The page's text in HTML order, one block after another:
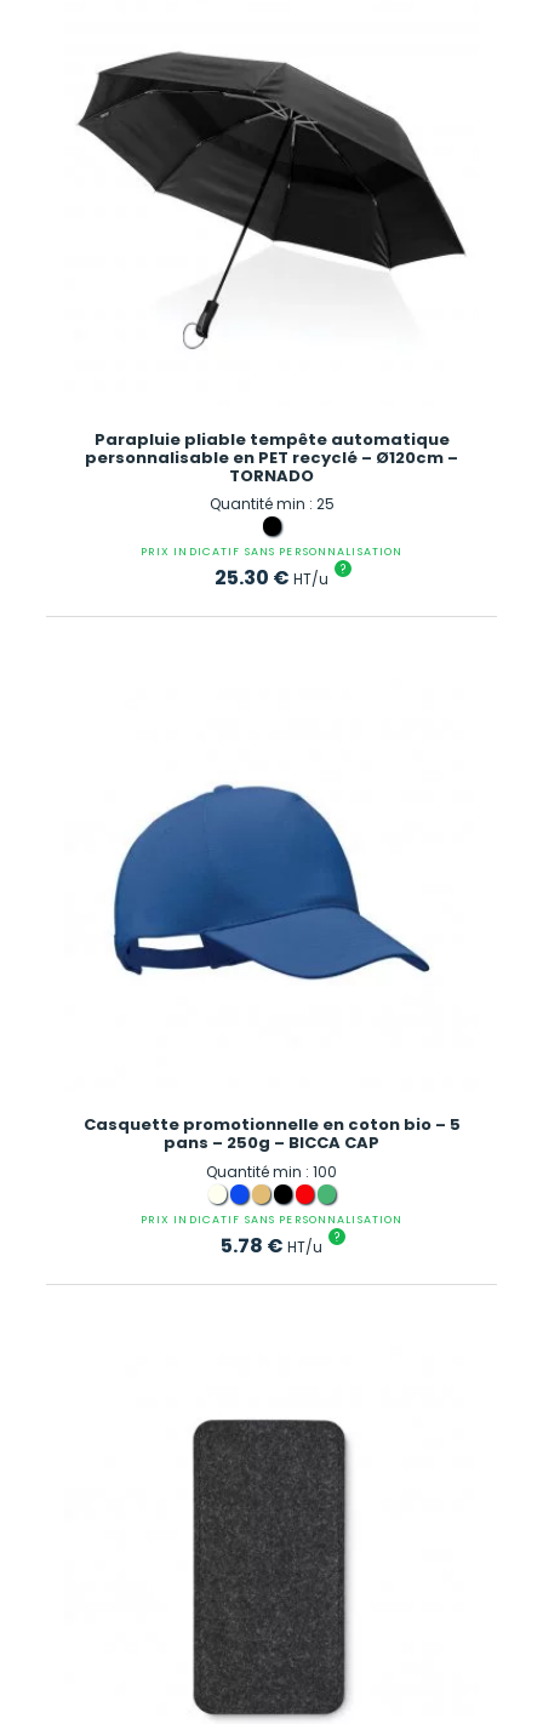
Parapluie pliable tempête automatique
personnalisable en PET recyclé – Ø120cm –
TORNADO
Quantité min : 25
PRIX INDICATIF SANS PERSONNALISATION
25.30 € HT/u ?
Casquette promotionnelle en coton bio – 5
pans – 250g – BICCA CAP
Quantité min : 100
PRIX INDICATIF SANS PERSONNALISATION
5.78 € HT/u ?